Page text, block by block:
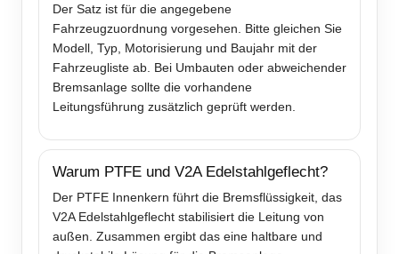
Der Satz ist für die angegebene
Fahrzeugzuordnung vorgesehen. Bitte gleichen Sie
Modell, Typ, Motorisierung und Baujahr mit der
Fahrzeugliste ab. Bei Umbauten oder abweichender
Bremsanlage sollte die vorhandene
Leitungsführung zusätzlich geprüft werden.
Warum PTFE und V2A Edelstahlgeflecht?
Der PTFE Innenkern führt die Bremsflüssigkeit, das
V2A Edelstahlgeflecht stabilisiert die Leitung von
außen. Zusammen ergibt das eine haltbare und